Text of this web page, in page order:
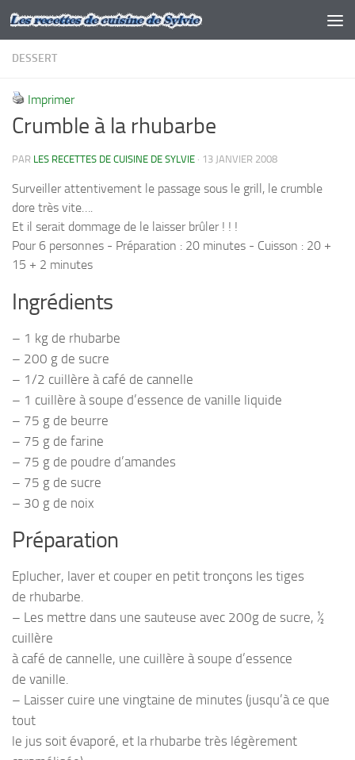
Skip to content
DESSERT
Imprimer
Crumble à la rhubarbe
PAR LES RECETTES DE CUISINE DE SYLVIE · 13 JANVIER 2008
Surveiller attentivement le passage sous le grill, le crumble
dore très vite….
Et il serait dommage de le laisser brûler ! ! !
Pour 6 personnes - Préparation : 20 minutes - Cuisson : 20 +
15 + 2 minutes
Ingrédients
– 1 kg de rhubarbe
– 200 g de sucre
– 1/2 cuillère à café de cannelle
– 1 cuillère à soupe d’essence de vanille liquide
– 75 g de beurre
– 75 g de farine
– 75 g de poudre d’amandes
– 75 g de sucre
– 30 g de noix
Préparation
Eplucher, laver et couper en petit tronçons les tiges
de rhubarbe.
– Les mettre dans une sauteuse avec 200g de sucre, ½
cuillère
à café de cannelle, une cuillère à soupe d’essence
de vanille.
– Laisser cuire une vingtaine de minutes (jusqu’à ce que
tout
le jus soit évaporé, et la rhubarbe très légèrement